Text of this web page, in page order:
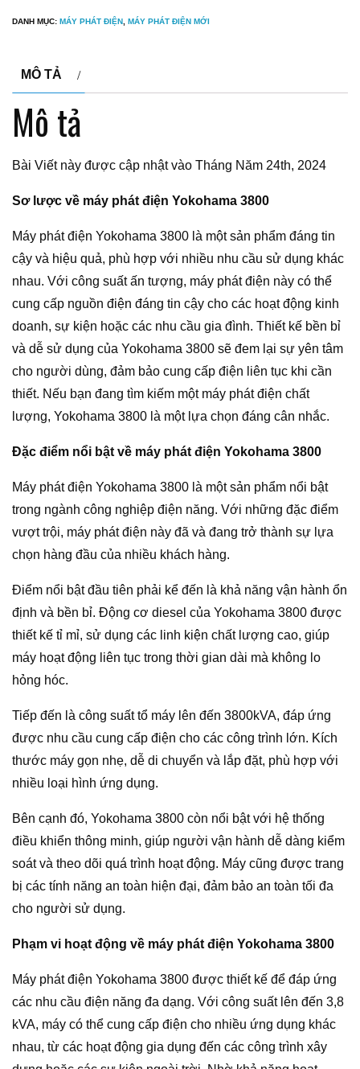
DANH MỤC: MÁY PHÁT ĐIỆN MÁY PHÁT ĐIỆN MỚI
MÔ TẢ
Mô tả
Bài Viết này được cập nhật vào Tháng Năm 24th, 2024
Sơ lược về máy phát điện Yokohama 3800
Máy phát điện Yokohama 3800 là một sản phẩm đáng tin
cậy và hiệu quả, phù hợp với nhiều nhu cầu sử dụng khác
nhau. Với công suất ấn tượng, máy phát điện này có thể
cung cấp nguồn điện đáng tin cậy cho các hoạt động kinh
doanh, sự kiện hoặc các nhu cầu gia đình. Thiết kế bền bỉ
và dễ sử dụng của Yokohama 3800 sẽ đem lại sự yên tâm
cho người dùng, đảm bảo cung cấp điện liên tục khi cần
thiết. Nếu bạn đang tìm kiếm một máy phát điện chất
lượng, Yokohama 3800 là một lựa chọn đáng cân nhắc.
Đặc điểm nổi bật về máy phát điện Yokohama 3800
Máy phát điện Yokohama 3800 là một sản phẩm nổi bật
trong ngành công nghiệp điện năng. Với những đặc điểm
vượt trội, máy phát điện này đã và đang trở thành sự lựa
chọn hàng đầu của nhiều khách hàng.
Điểm nổi bật đầu tiên phải kể đến là khả năng vận hành ổn
định và bền bỉ. Động cơ diesel của Yokohama 3800 được
thiết kế tỉ mỉ, sử dụng các linh kiện chất lượng cao, giúp
máy hoạt động liên tục trong thời gian dài mà không lo
hỏng hóc.
Tiếp đến là công suất tổ máy lên đến 3800kVA, đáp ứng
được nhu cầu cung cấp điện cho các công trình lớn. Kích
thước máy gọn nhẹ, dễ di chuyển và lắp đặt, phù hợp với
nhiều loại hình ứng dụng.
Bên cạnh đó, Yokohama 3800 còn nổi bật với hệ thống
điều khiển thông minh, giúp người vận hành dễ dàng kiểm
soát và theo dõi quá trình hoạt động. Máy cũng được trang
bị các tính năng an toàn hiện đại, đảm bảo an toàn tối đa
cho người sử dụng.
Phạm vi hoạt động về máy phát điện Yokohama 3800
Máy phát điện Yokohama 3800 được thiết kế để đáp ứng
các nhu cầu điện năng đa dạng. Với công suất lên đến 3,8
kVA, máy có thể cung cấp điện cho nhiều ứng dụng khác
nhau, từ các hoạt động gia dụng đến các công trình xây